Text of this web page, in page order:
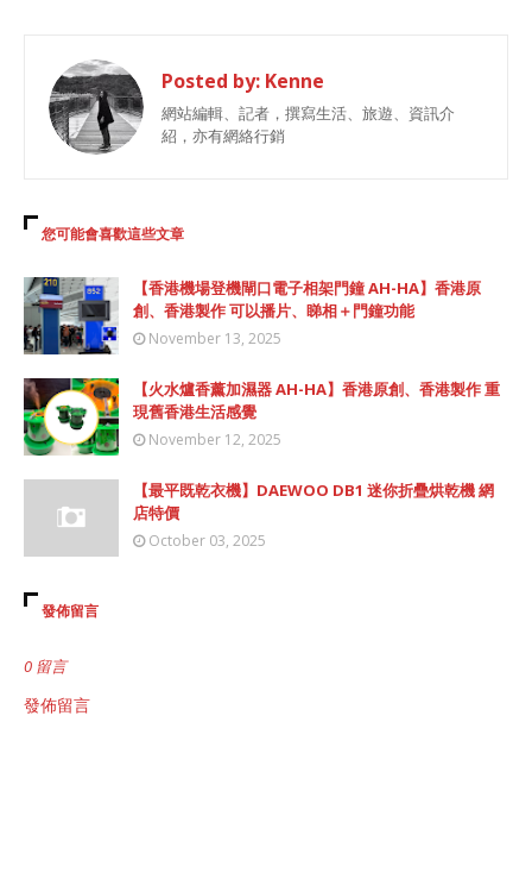
Posted by: Kenne
網站編輯、記者，撰寫生活、旅遊、資訊介
紹，亦有網絡行銷
您可能會喜歡這些文章
【香港機場登機閘口電子相架門鐘 AH-HA】香港原
創、香港製作 可以播片、睇相＋門鐘功能
November 13, 2025
【火水爐香薰加濕器 AH-HA】香港原創、香港製作 重
現舊香港生活感覺
November 12, 2025
【最平既乾衣機】DAEWOO DB1 迷你折疊烘乾機 網
店特價
October 03, 2025
發佈留言
0 留言
發佈留言